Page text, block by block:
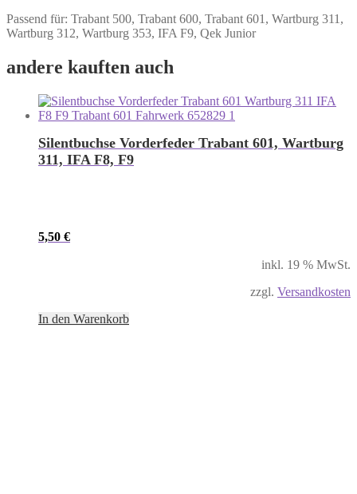
Passend für: Trabant 500, Trabant 600, Trabant 601, Wartburg 311,
Wartburg 312, Wartburg 353, IFA F9, Qek Junior
andere kauften auch
Silentbuchse Vorderfeder Trabant 601, Wartburg
311, IFA F8, F9
5,50 €
inkl. 19 % MwSt.
zzgl. Versandkosten
In den Warenkorb